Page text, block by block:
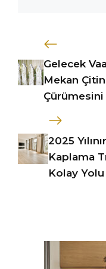
Gelecek
Mekan
2025
Kaplama
Kolay Yolu